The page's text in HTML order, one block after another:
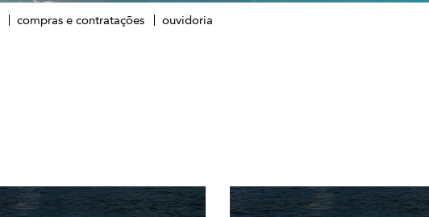
compras e contratações ouvidoria